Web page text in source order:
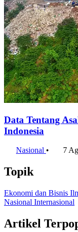
Data Tentang
Indonesia
Nasional • 7
Topik
Ekonomi dan Bisnis
Nasional Internasional
Artikel